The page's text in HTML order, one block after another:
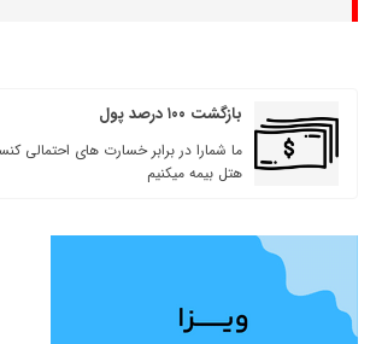
بازگشت ۱۰۰ درصد پول
ما شمارا در برابر خسارت های احتمالی
هتل بیمه میکنیم